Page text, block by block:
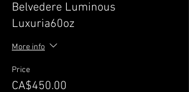
Belvedere Luminous
Luxuria60oz
More info
Price
CA$450.00